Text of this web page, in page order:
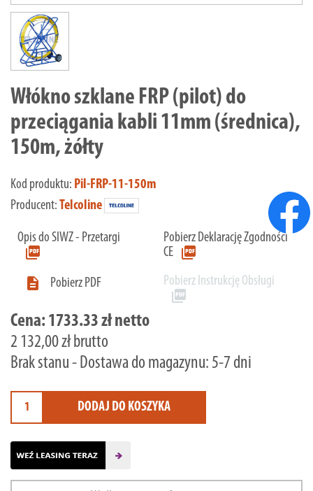
Włókno szklane FRP (pilot) do
przeciągania kabli 11mm (średnica),
150m, żółty
Kod produktu: Pil-FRP-11-150m
Producent: Telcoline
Opis do SIWZ - Przetargi
picture_as_pdf
Pobierz Deklarację Zgodności
CE picture_as_pdf

Pobierz PDF Pobierz Instrukcję Obsługi
picture_as_pdf
Cena: 1733.33 zł netto
2 132,00 zł brutto
Brak stanu - Dostawa do magazynu: 5-7 dni
DODAJ DO KOSZYKA